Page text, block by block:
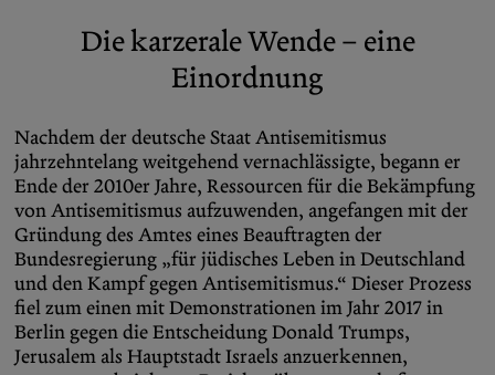
Die karzerale Wende – eine
Einordnung
Nachdem der deutsche Staat Antisemitismus
jahrzehntelang weitgehend vernachlässigte, begann er
Ende der 2010er Jahre, Ressourcen für die Bekämpfung
von Antisemitismus aufzuwenden, angefangen mit der
Gründung des Amtes eines Beauftragten der
Bundesregierung „für jüdisches Leben in Deutschland
und den Kampf gegen Antisemitismus.“ Dieser Prozess
fiel zum einen mit Demonstrationen im Jahr 2017 in
Berlin gegen die Entscheidung Donald Trumps,
Jerusalem als Hauptstadt Israels anzuerkennen,